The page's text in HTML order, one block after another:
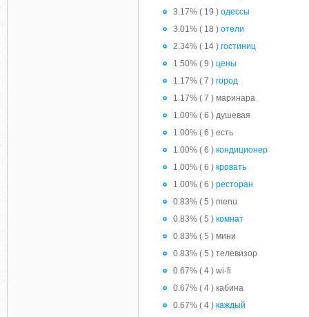
3.17% ( 19 ) одессы
3.01% ( 18 ) отели
2.34% ( 14 ) гостиниц
1.50% ( 9 ) цены
1.17% ( 7 ) город
1.17% ( 7 ) маринара
1.00% ( 6 ) душевая
1.00% ( 6 ) есть
1.00% ( 6 ) кондиционер
1.00% ( 6 ) кровать
1.00% ( 6 ) ресторан
0.83% ( 5 ) menu
0.83% ( 5 ) комнат
0.83% ( 5 ) мини
0.83% ( 5 ) телевизор
0.67% ( 4 ) wi-fi
0.67% ( 4 ) кабина
0.67% ( 4 ) каждый